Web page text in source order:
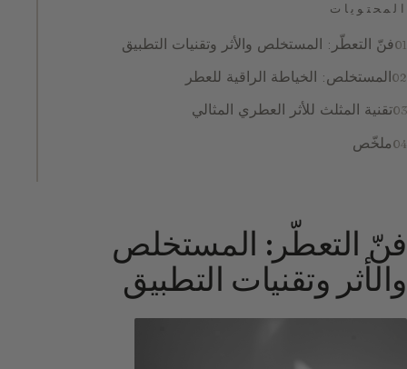
المحتويات
فنّ التعطّر: المستخلص والأثر وتقنيات التطبيق
المستخلص: الخياطة الراقية للعطر
تقنية المثلث للأثر العطري المثالي
ملخّص
فنّ التعطّر: المستخلص
والأثر وتقنيات التطبيق